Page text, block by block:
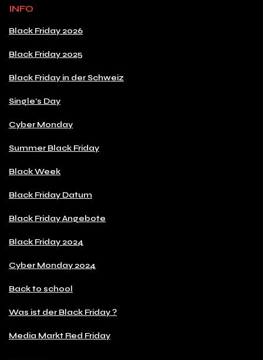
INFO
Black Friday 2026
Black Friday 2025
Black Friday in der Schweiz
Single's Day
Cyber Monday
Summer Black Friday
Black Week
Black Friday Datum
Black Friday Angebote
Black Friday 2024
Cyber Monday 2024
Back to school
Was ist der Black Friday ?
Media Markt Red Friday